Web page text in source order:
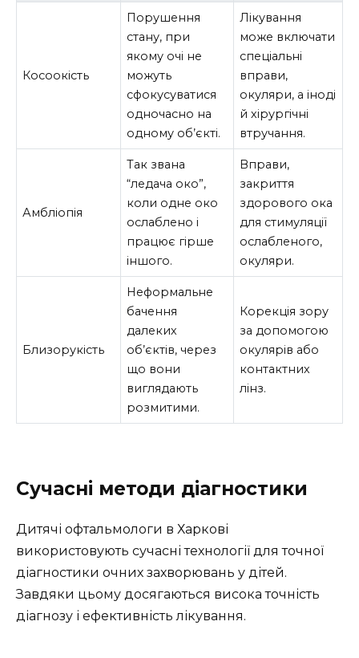
Косоокість
Порушення
стану, при
якому очі не
можуть
сфокусуватися
одночасно на
одному об’єкті.
Лікування
може включати
спеціальні
вправи,
окуляри, а іноді
й хірургічні
втручання.
Амбліопія
Так звана
“ледача око”,
коли одне око
ослаблено і
працює гірше
іншого.
Вправи,
закриття
здорового ока
для стимуляції
ослабленого,
окуляри.
Близорукість
Неформальне
бачення
далеких
об’єктів, через
що вони
виглядають
розмитими.
Корекція зору
за допомогою
окулярів або
контактних
лінз.
Сучасні методи діагностики
Дитячі офтальмологи в Харкові
використовують сучасні технології для точної
діагностики очних захворювань у дітей.
Завдяки цьому досягаються висока точність
діагнозу і ефективність лікування.